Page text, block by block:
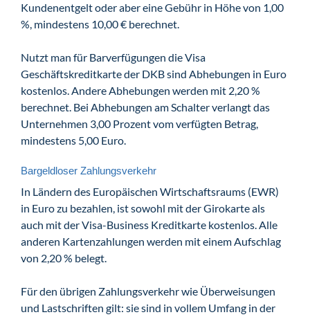
Kundenentgelt oder aber eine Gebühr in Höhe von 1,00
%, mindestens 10,00 € berechnet.
Nutzt man für Barverfügungen die Visa
Geschäftskreditkarte der DKB sind Abhebungen in Euro
kostenlos. Andere Abhebungen werden mit 2,20 %
berechnet. Bei Abhebungen am Schalter verlangt das
Unternehmen 3,00 Prozent vom verfügten Betrag,
mindestens 5,00 Euro.
Bargeldloser Zahlungsverkehr
In Ländern des Europäischen Wirtschaftsraums (EWR)
in Euro zu bezahlen, ist sowohl mit der Girokarte als
auch mit der Visa-Business Kreditkarte kostenlos. Alle
anderen Kartenzahlungen werden mit einem Aufschlag
von 2,20 % belegt.
Für den übrigen Zahlungsverkehr wie Überweisungen
und Lastschriften gilt: sie sind in vollem Umfang in der